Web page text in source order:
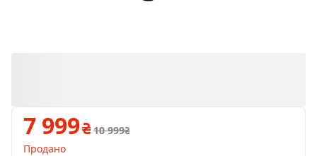
7 999
10 999
Продано